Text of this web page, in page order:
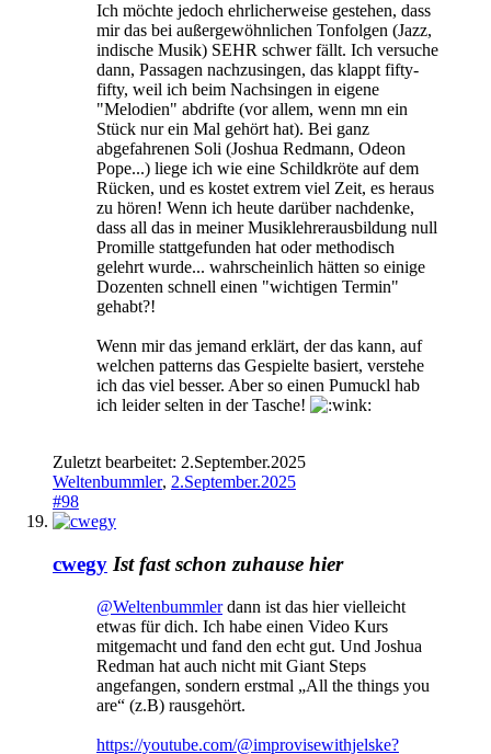
Ich möchte jedoch ehrlicherweise gestehen, dass
mir das bei außergewöhnlichen Tonfolgen (Jazz,
indische Musik) SEHR schwer fällt. Ich versuche
dann, Passagen nachzusingen, das klappt fifty-
fifty, weil ich beim Nachsingen in eigene
"Melodien" abdrifte (vor allem, wenn mn ein
Stück nur ein Mal gehört hat). Bei ganz
abgefahrenen Soli (Joshua Redmann, Odeon
Pope...) liege ich wie eine Schildkröte auf dem
Rücken, und es kostet extrem viel Zeit, es heraus
zu hören! Wenn ich heute darüber nachdenke,
dass all das in meiner Musiklehrerausbildung null
Promille stattgefunden hat oder methodisch
gelehrt wurde... wahrscheinlich hätten so einige
Dozenten schnell einen "wichtigen Termin"
gehabt?!
Wenn mir das jemand erklärt, der das kann, auf
welchen patterns das Gespielte basiert, verstehe
ich das viel besser. Aber so einen Pumuckl hab
ich leider selten in der Tasche!
Zuletzt bearbeitet: 2.September.2025
Weltenbummler, 2.September.2025
#98
cwegy Ist fast schon zuhause hier
@Weltenbummlerdann ist das hier vielleicht
etwas für dich. Ich habe einen Video Kurs
mitgemacht und fand den echt gut. Und Joshua
Redman hat auch nicht mit Giant Steps
angefangen, sondern erstmal „All the things you
are“ (z.B) rausgehört.
https://youtube.com/@improvisewithjelske?